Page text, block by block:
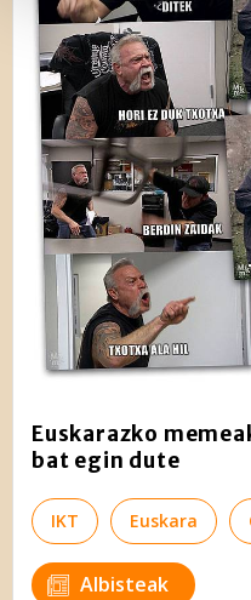
Webgune honek cookie
Zure esperientzia eta
Ohar hau onartuz gero,
Gehiago irakurri
Euskarazko
bat egin dute
IKT Euskara
Albisteak